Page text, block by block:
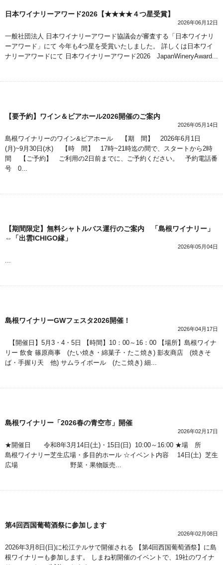
日本ワイナリーアワード2026【★★★★４つ星受賞】
2026年06月12日
一般社団法人 日本ワイナリーアワード協議会が審査する「日本ワイナリ
ーアワード」にて 今年も4つ星を受賞いたしました。 詳しくは日本ワイ
ナリーアワードにて 日本ワイナリーアワード2026 JapanWineryAward...
【要予約】ワイン＆ビアホール2026開催のご案内
2026年05月14日
島根ワイナリーのワイン&ビアホール 【期 間】 2026年6月1日
(月)~9月30日(水) 【時 間】 17時~21時迄の間で、スタートから2時
間 【ご予約】 ご利用の2日前までに、ご予約ください。 予約電話番
号 0...
【期間限定】無料シャトルバス運行のご案内 「島根ワイナリー」
⇔「出雲ICHIGO縁」
2026年05月04日
...
島根ワイナリーGWフェスタ2026開催！
2026年04月17日
【開催日】5月3・4・5日 【時間】10：00～16：00 【場所】島根ワイナ
リー 飲食 篠原商事 (たい焼き・綿菓子・たこ焼き) 影友商店 (焼きそ
ば・手握り天 他) サムライボール (たこ焼き) 細...
島根ワイナリー「2026春の青空市」開催
2026年02月17日
★開催日 令和8年3月14日(土)・15日(日) 10:00～16:00 ★場 所
島根ワイナリー芝生広場・多目的ホール ☆イベント内容 14日(土) 芝生
広場 野菜・果物販売...
第4回西国葡萄酒祭に参加します
2026年02月08日
2026年3月8日(日)に松江テルサで開催される 【第4回西国葡萄酒祭】に島
根ワイナリーも参加します。 しまね初開催のイベントで、19社のワイナ